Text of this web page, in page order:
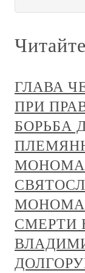
ГЛАВА
ПРИ
БОРЬБА
СМЕРТИ